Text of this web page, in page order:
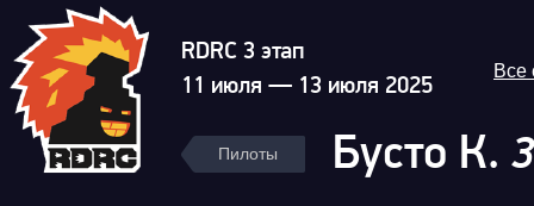
RDRC 3 этап
11 июля — 13 июля 2025
Все
Пилоты Бусто К.